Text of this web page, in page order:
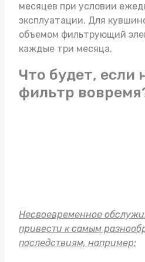
месяцев при условии
эксплуатации. Для
объемом фильтрующий
каждые три месяца.
Что будет, если
фильтр
Несвоевременное
привести к самым
последствиям, например: